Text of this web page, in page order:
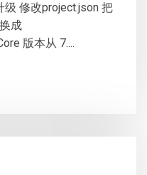
级 修改project.json 把
成
版本从 7....